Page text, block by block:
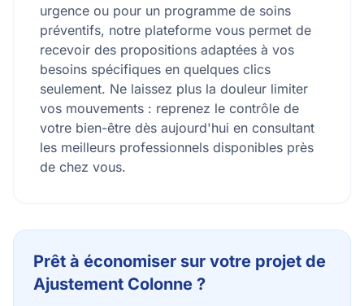
urgence ou pour un programme de soins
préventifs, notre plateforme vous permet de
recevoir des propositions adaptées à vos
besoins spécifiques en quelques clics
seulement. Ne laissez plus la douleur limiter
vos mouvements : reprenez le contrôle de
votre bien-être dès aujourd'hui en consultant
les meilleurs professionnels disponibles près
de chez vous.
Prêt à économiser sur votre projet de
Ajustement Colonne ?